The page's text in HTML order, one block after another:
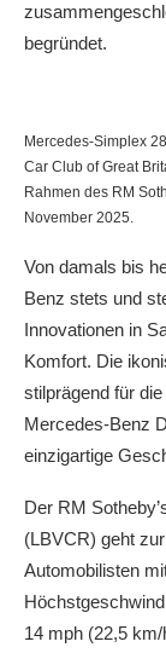
begründet.
Mercedes-Simplex
Car Club of Great
Rahmen des RM
November 2025.
Von damals bis
Benz stets und
Innovationen in
Komfort. Die
stilprägend für
Mercedes-Benz
einzigartige
Der RM
(LBVCR) geht
Automobilisten
14 mph (22,5